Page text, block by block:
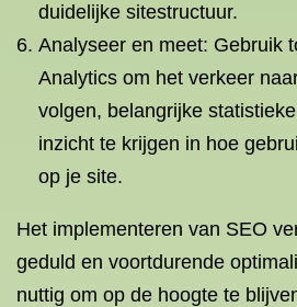
duidelijke sitestructuur.
Analyseer en meet: Gebruik
Analytics om het verkeer
volgen, belangrijke
inzicht te krijgen in hoe
op je site.
Het implementeren van SEO
geduld en voortdurende
nuttig om op de hoogte te